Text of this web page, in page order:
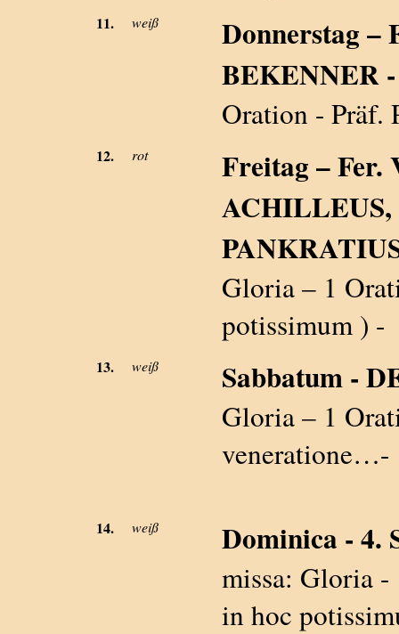
11. weiß
Donnerstag –
BEKENNER
Oration - Präf.
12. rot
Freitag –
Gloria – 1
potissimum ) -
13. weiß Sabbatum -
Gloria – 1
veneratione…-
14. weiß Dominica - 4.
missa: Gloria -
in hoc